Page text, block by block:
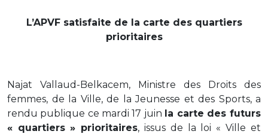
L’APVF satisfaite de la carte des quartiers
prioritaires
Najat Vallaud-Belkacem, Ministre des Droits des
femmes, de la Ville, de la Jeunesse et des Sports, a
rendu publique ce mardi 17 juin la carte des futurs
« quartiers » prioritaires, issus de la loi « Ville et